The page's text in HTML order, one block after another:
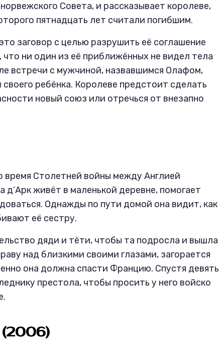
Совета, и рассказывает королеве,
пятнадцать лет считали погибшим.
заговор с целью разрушить её соглашение
что ни один из её приближённых не видел тела
встречи с мужчиной, назвавшимся Олафом,
ребёнка. Королеве предстоит сделать
новый союз или отречься от внезапно
Столетней войны между Англией
живёт в маленькой деревне, помогает
Однажды по пути домой она видит, как
её сестру.
дяди и тёти, чтобы та подросла и вышла
над близкими своими глазами, загорается
она должна спасти Францию. Спустя девять
престола, чтобы просить у него войско